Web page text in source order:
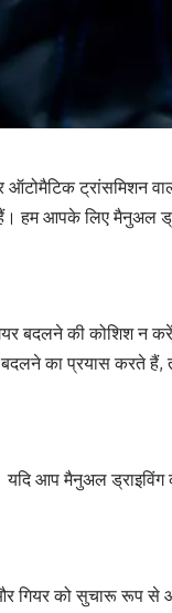
ऑटोमैटिक ट्रांसमिशन
हम आपके लिए मैनुअल
बदलने की कोशिश न
बदलने का प्रयास करते
आप मैनुअल
गियर को सुचारू रूप से